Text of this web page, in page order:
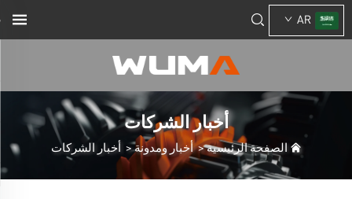
AR
أخبار الشركات
الصفحة الرئيسية>أخبار ومدونة> أخبار الشركات